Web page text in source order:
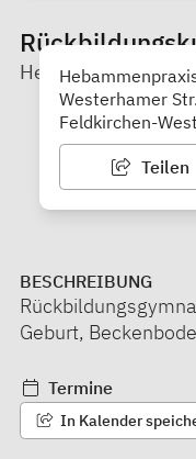
Hebammenpraxis
Westerhamer
Feldkirchen-
Teilen
BESCHREIBUNG
Geburt,
Termine
In Kalender